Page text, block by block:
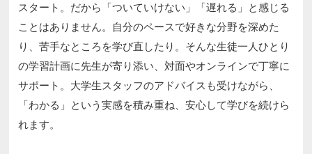
スタート。だから「ついていけない」「遅れる」と感じる
ことはありません。自分のペースで好きな分野を深めた
り、苦手なところを学び直したり。そんな生徒一人ひとり
の学習計画に先生が寄り添い、対面やオンラインで丁寧に
サポート。大学生スタッフのアドバイスも受けながら、
「わかる」という実感を積み重ね、安心して学びを続けら
れます。